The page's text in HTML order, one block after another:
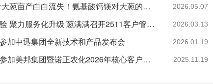
别让4000斤大葱亩产白白流失！氨基酸钙镁对大葱的增产作用 2026.05.07
聚焦客户体验 聚力服务化升级 葱满满召开2511客户管理系统搭建共识会 2026.03.13
加中迅集团全新技术和产品发布会 2026.01.19
葱满满受邀参加美邦集团暨诺正农化2026年核心客户会议 2025.11.19